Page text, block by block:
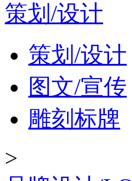
策划/设计
策划/设计
图文/宣传
雕刻标牌
>